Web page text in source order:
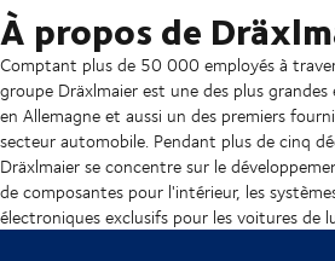
À propos de
Comptant plus de 50 000 employés à
groupe Dräxlmaier est une des plus grandes
en Allemagne et aussi un des premiers
secteur automobile. Pendant plus de cinq
Dräxlmaier se concentre sur le
de composantes pour l'intérieur, les
électroniques exclusifs pour les voitures de